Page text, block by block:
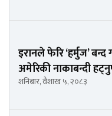
इरानले फेरि ‘हर्मुज’ बन्द
अमेरिकी नाकाबन्दी
शनिबार, वैशाख ५, २०८३